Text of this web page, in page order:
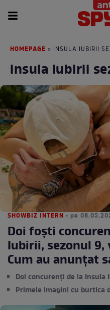
HOMEPAGE » INSULA IUBIRII
insula iubirii
SHOWBIZ INTERN • pe
Doi foști
Iubirii, sezonul
Cum au anunțat
Doi concurenți de la
Primele imagini cu burtica